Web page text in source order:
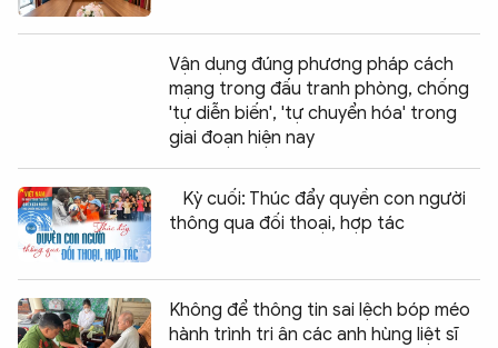
Vận dụng đúng phương pháp cách
mạng trong đấu tranh phòng, chống
'tự diễn biến', 'tự chuyển hóa' trong
giai đoạn hiện nay
Kỳ cuối: Thúc đẩy quyền con người
thông qua đối thoại, hợp tác
Không để thông tin sai lệch bóp méo
hành trình tri ân các anh hùng liệt sĩ